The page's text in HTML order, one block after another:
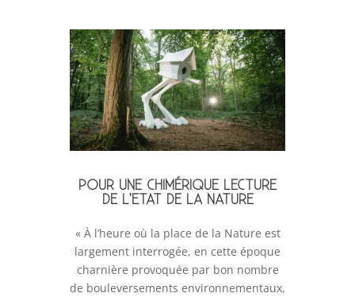
POUR UNE CHIMÉRIQUE LECTURE
DE L’ETAT DE LA NATURE
« À l’heure où la place de la Nature est
largement interrogée, en cette époque
charnière provoquée par bon nombre
de bouleversements environnementaux,